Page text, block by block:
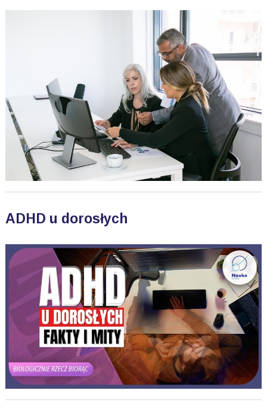
ADHD u dorosłych